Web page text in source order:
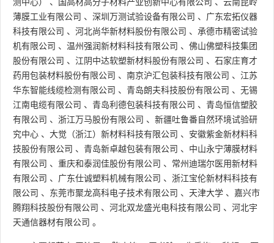
薄膜工业有限公司 、 深圳万测试验设备有限公司 、 广东宏拓仪器
科技有限公司 、 河北尚华新材料股份有限公司 、 承德市精密试验
机有限公司 、 温州强润新材料科技有限公司 、 佛山佛塑科技集团
股份有限公司 、 江阴中达软塑新材料股份有限公司 、 石家庄育才
药用包装材料股份有限公司 、 南京沪汇包装科技有限公司 、 江苏
华东智能线缆检测有限公司 、 青岛朗夫科技股份有限公司 、 无锡
江南电缆有限公司 、 青岛利德包装科技有限公司 、 青岛恒信塑胶
有限公司 、 浙江万马股份有限公司 、 新疆吐鲁番自然环境试验研
究中心 、 大觉（浙江）新材料科技有限公司 、 安徽紫金新材料科
技股份有限公司 、 青岛新卓越包装有限公司 、 中山永宁薄膜材料
有限公司 、 重庆和泰润佳股份有限公司 、 常州迪瑞尔医用新材料
有限公司 、 广东仕诚塑料机械有限公司 、 浙江宝伦新材料科技有
限公司 、 东莞市聚龙高科电子技术有限公司 、 天津大学 、 嘉兴市
腾翔科技股份有限公司 、 河北双龙盛光电科技有限公司 、 河北宇
天通信器材有限公司 。